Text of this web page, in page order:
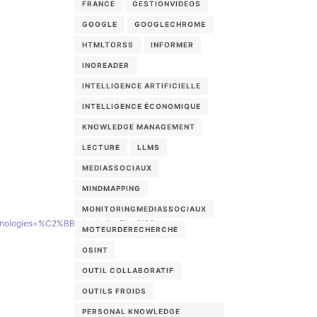
FRANCE GESTIONVIDEOS
GOOGLE GOOGLECHROME
HTMLTORSS INFORMER
INOREADER
INTELLIGENCE ARTIFICIELLE
INTELLIGENCE ÉCONOMIQUE
KNOWLEDGE MANAGEMENT
LECTURE LLMS
MEDIASSOCIAUX
MINDMAPPING
MONITORINGMEDIASSOCIAUX
MOTEURDERECHERCHE
OSINT
OUTIL COLLABORATIF
OUTILS FROIDS
PERSONAL KNOWLEDGE